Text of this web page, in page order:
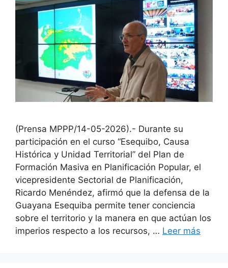
(Prensa MPPP/14-05-2026).- Durante su
participación en el curso “Esequibo, Causa
Histórica y Unidad Territorial” del Plan de
Formación Masiva en Planificación Popular, el
vicepresidente Sectorial de Planificación,
Ricardo Menéndez, afirmó que la defensa de la
Guayana Esequiba permite tener conciencia
sobre el territorio y la manera en que actúan los
imperios respecto a los recursos, … Leer más